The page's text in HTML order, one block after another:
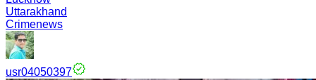
Uttarakhand
Crimenews
usr04050397